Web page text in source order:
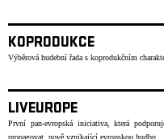
KOPRODUKCE
Výběrová hudební řada s koprodukčním
LIVEUROPE
První pan-evropská iniciativa, která
propagovat nově vznikající evropskou hudbu.